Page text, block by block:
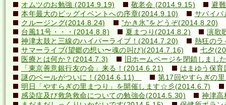
オムツのお勉強 (2014.9.19)
敬老会 (2014.9.15)
避
本年最大のビッグイベントへの序章(2014.9.10)
サバイ
クルージング(2014.8.24)
”かき氷”をどうぞ(2014.8.20)
台風11号・・・(2014.8.8)
夏まつり(2014.8.2)
演歌
神津太鼓と三線のハイパーライブ！(2014.7.20)
熱狂の
サマーライブ(望郷の想い〜魂の叫び)(2014.7.16)
七夕
医療とは何か？(2014.7.3)
旧ホームページを閉鎖しまし
「東京善意銀行友の会」来る！(2014.6.21)
はまゆう保
謎のベールがついに！(2014.6.11)
第17回やすらぎの
明日「やすらぎの里まつり」を開催します☆彡(2014.6.7)
感染症及び救急救命についての勉強会(2014.5.30)
神津高